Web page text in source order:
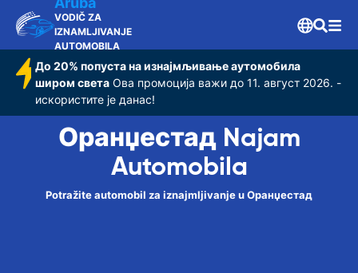
VODIČ ZA
IZNAMLJIVANJE
AUTOMOBILA
До 20% попуста на изнајмљивање аутомобила
широм света Ова промоција важи до 11. август 2026. -
искористите је данас!
Оранџестад Najam
Automobila
Potražite automobil za iznajmljivanje u Оранџестад